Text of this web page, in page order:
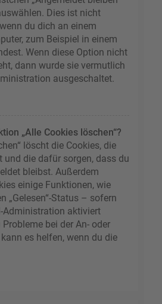
Dies ist nicht
du dich an einem
zum Beispiel in einem
Wenn diese Option nicht
dann wurde sie vermutlich
ausgeschaltet.
„Alle Cookies löschen“?
löscht die Cookies, die
und die dafür sorgen, dass du
bleibst. Außerdem
einige Funktionen, wie
„Gelesen“-Status – sofern
Administration aktiviert
bei der An- oder
es helfen, wenn du die